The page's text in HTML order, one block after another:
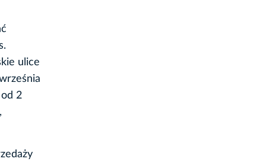
ulice
2